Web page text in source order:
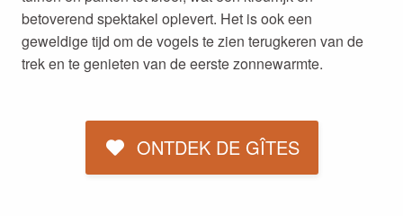
betoverend spektakel oplevert. Het is ook een
geweldige tijd om de vogels te zien terugkeren van de
trek en te genieten van de eerste zonnewarmte.
ONTDEK DE GÎTES